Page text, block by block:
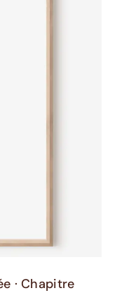
· Chapitre